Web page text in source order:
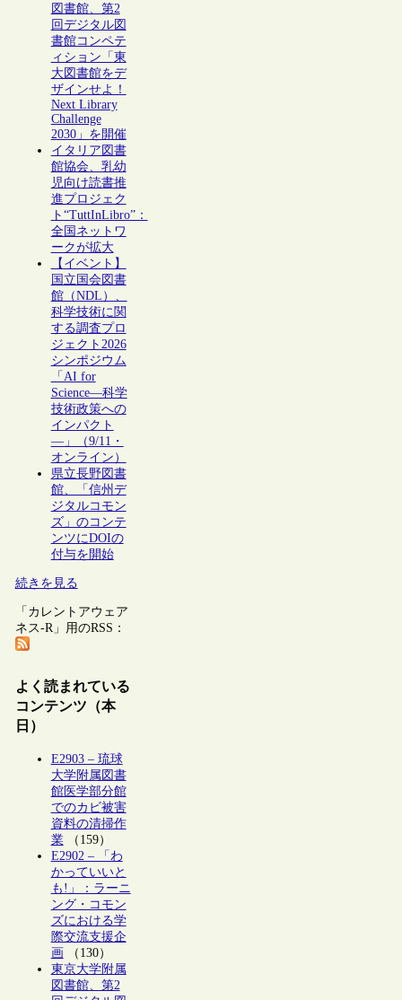
図書館、第2
回デジタル図
書館コンペテ
ィション「東
大図書館をデ
ザインせよ！
Next Library
Challenge
2030」を開催
イタリア図書
館協会、乳幼
児向け読書推
進プロジェク
ト“TuttInLibro”：
全国ネットワ
ークが拡大
【イベント】
国立国会図書
館（NDL）、
科学技術に関
する調査プロ
ジェクト2026
シンポジウム
「AI for
Science―科学
技術政策への
インパクト
―」（9/11・
オンライン）
県立長野図書
館、「信州デ
ジタルコモン
ズ」のコンテ
ンツにDOIの
付与を開始
続きを見る
「カレントアウェア
ネス-R」用のRSS：
よく読まれている
コンテンツ（本
日）
E2903 – 琉球
大学附属図書
館医学部分館
でのカビ被害
資料の清掃作
業（159）
E2902 – 「わ
かっていいと
も!」：ラーニ
ング・コモン
ズにおける学
際交流支援企
画（130）
東京大学附属
図書館、第2